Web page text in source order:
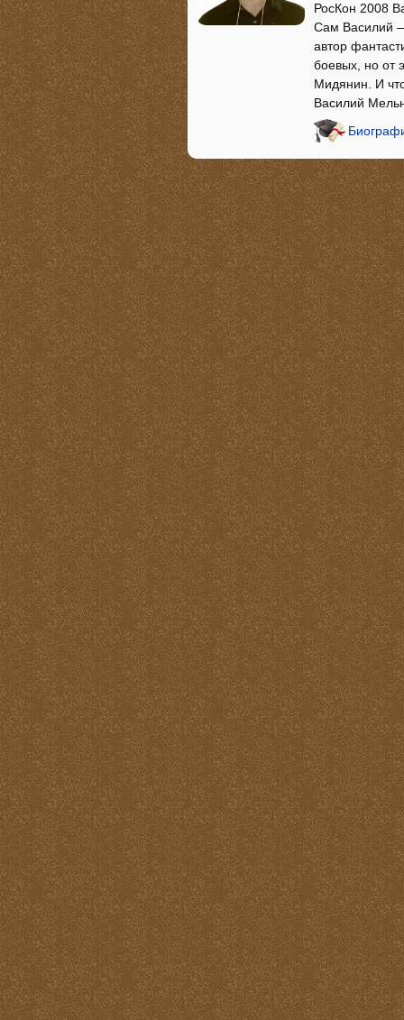
РосКон 2008
Сам Василий —
автор
боевых, но от
Мидянин. И
Василий